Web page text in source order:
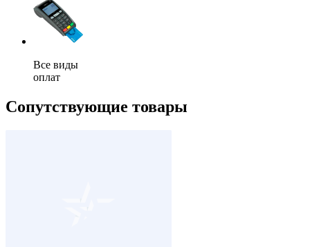
Все виды
оплат
Сопутствующие товары